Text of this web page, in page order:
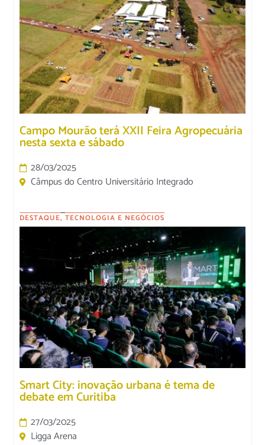
Campo Mourão terá XXII Feira Agropecuária
nesta sexta e sábado
28/03/2025
Câmpus do Centro Universitário Integrado
DESTAQUE,TECNOLOGIA E NEGÓCIOS
Smart City: inovação urbana é tema de
debate em Curitiba
27/03/2025
Ligga Arena